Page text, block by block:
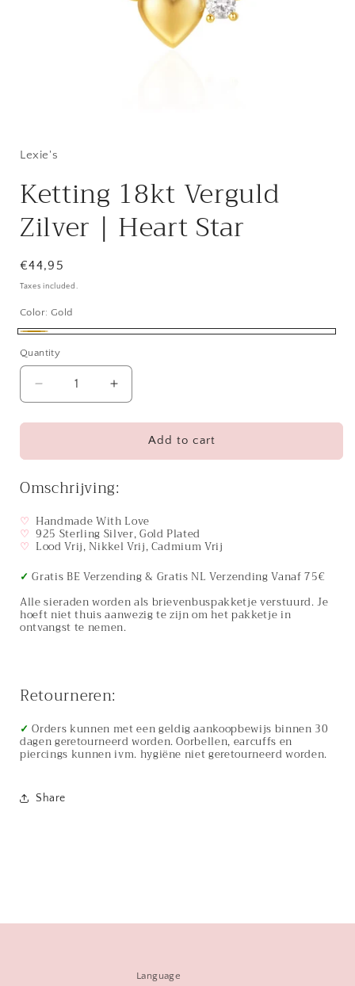
Lexie's
Ketting 18kt Verguld
Zilver | Heart Star
Regular
price
€44,95
Taxes included.
Color: Gold
Quantity
Decrease
quantity
for
18kt
Zilver
Heart
Star
Increase
quantity
for
Ketting
18kt
Zilver
Heart
Star
Add to cart
Omschrijving:
♡ Handmade With Love
♡ 925 Sterling Silver, Gold Plated
♡ Lood Vrij, Nikkel Vrij, Cadmium Vrij
✓ Gratis BE Verzending & Gratis NL Verzending Vanaf 75€
Alle sieraden worden als brievenbuspakketje verstuurd. Je
hoeft niet thuis aanwezig te zijn om het pakketje in
ontvangst te nemen.
Retourneren:
✓ Orders kunnen met een geldig aankoopbewijs binnen 30
dagen geretourneerd worden. Oorbellen, earcuffs en
piercings kunnen ivm. hygiëne niet geretourneerd worden.
Share
Language